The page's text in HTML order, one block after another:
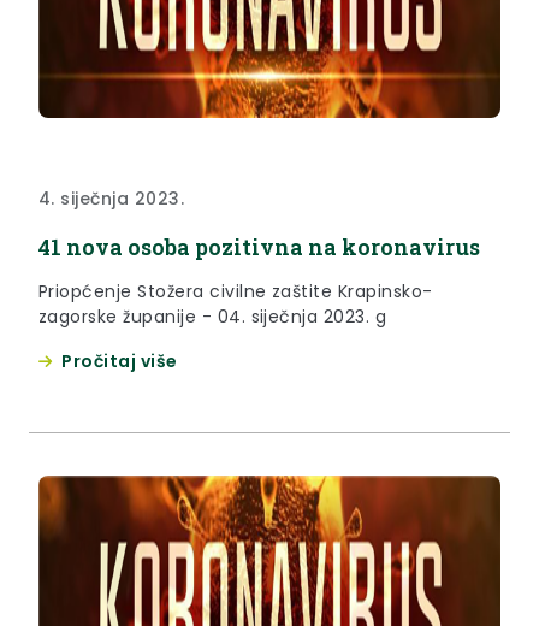
4. siječnja 2023.
41 nova osoba pozitivna na koronavirus
Priopćenje Stožera civilne zaštite Krapinsko-
zagorske županije - 04. siječnja 2023. g
Pročitaj više